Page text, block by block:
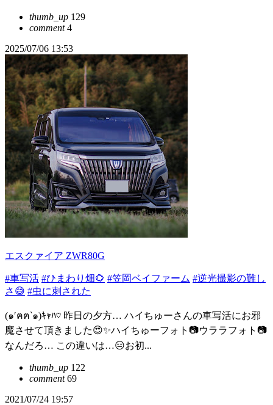
thumb_up 129
comment4
2025/07/06 13:53
エスクァイア ZWR80G
#車写活 #ひまわり畑🌻 #笠岡ベイファーム #逆光撮影の難し
さ😅 #虫に刺された
(๑′ฅฅ‵๑)ｷｬﾊ♡ 昨日の夕方… ハイちゅーさんの車写活にお邪
魔させて頂きました😍✨ハイちゅーフォト📷ウララフォト📷
なんだろ… この違いは…😑お初...
thumb_up 122
comment69
2021/07/24 19:57